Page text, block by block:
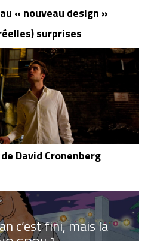
« nouveau design »
surprises
David Cronenberg
c’est fini, mais la